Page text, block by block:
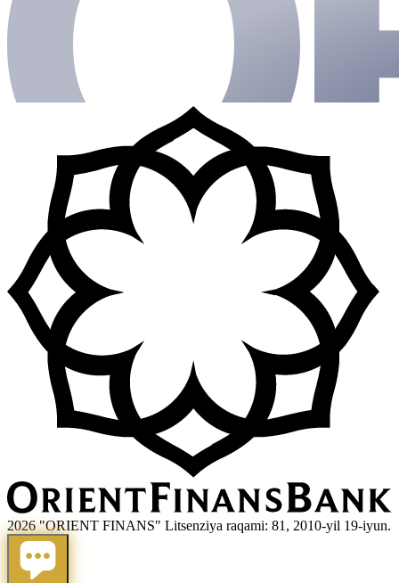
2026 "ORIENT FINANS" Litsenziya raqami: 81, 2010-yil 19-iyun.